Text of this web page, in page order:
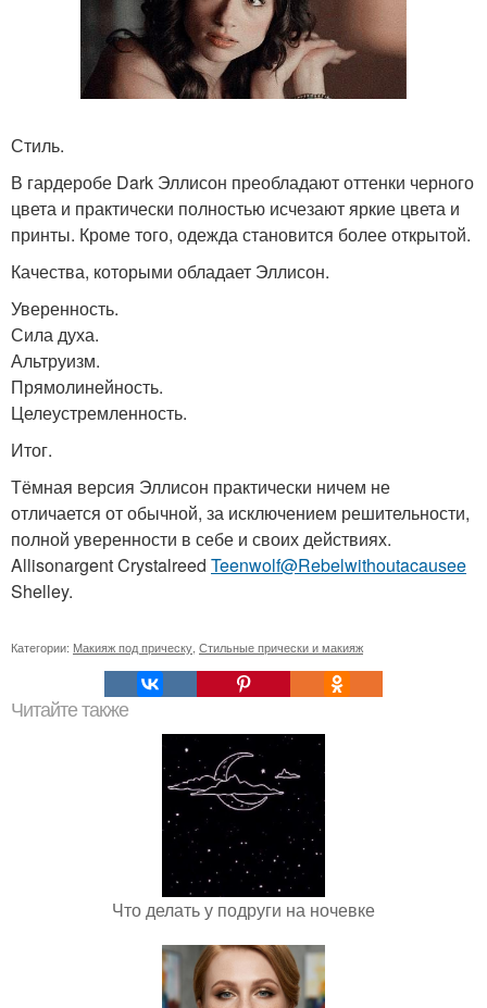
Стиль.
В гардеробе Dark Эллисон преобладают оттенки черного
цвета и практически полностью исчезают яркие цвета и
принты. Кроме того, одежда становится более открытой.
Качества, которыми обладает Эллисон.
Уверенность.
Сила духа.
Альтруизм.
Прямолинейность.
Целеустремленность.
Итог.
Тёмная версия Эллисон практически ничем не
отличается от обычной, за исключением решительности,
полной уверенности в себе и своих действиях.
Allisonargent Crystalreed Teenwolf@Rebelwithoutacausee
Shelley.
Категории: Макияж под прическу Стильные прически и макияж
Читайте также
Что делать у подруги на ночевке